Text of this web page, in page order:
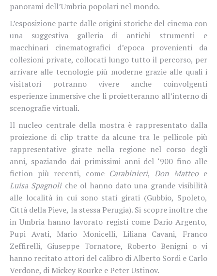
panorami dell’Umbria popolari nel mondo.
L’esposizione parte dalle origini storiche del cinema con
una suggestiva galleria di antichi strumenti e
macchinari cinematografici d’epoca provenienti da
collezioni private, collocati lungo tutto il percorso, per
arrivare alle tecnologie più moderne grazie alle quali i
visitatori potranno vivere anche coinvolgenti
esperienze immersive che li proietteranno all’interno di
scenografie virtuali.
Il nucleo centrale della mostra è rappresentato dalla
proiezione di clip tratte da alcune tra le pellicole più
rappresentative girate nella regione nel corso degli
anni, spaziando dai primissimi anni del ‘900 fino alle
fiction più recenti, come Carabinieri,Don Matteoe
Luisa Spagnoliche ol hanno dato una grande visibilità
alle località in cui sono stati girati (Gubbio, Spoleto,
Città della Pieve, la stessa Perugia). Si scopre inoltre che
in Umbria hanno lavorato registi come Dario Argento,
Pupi Avati, Mario Monicelli, Liliana Cavani, Franco
Zeffirelli, Giuseppe Tornatore, Roberto Benigni o vi
hanno recitato attori del calibro di Alberto Sordi e Carlo
Verdone, di Mickey Rourke e Peter Ustinov.